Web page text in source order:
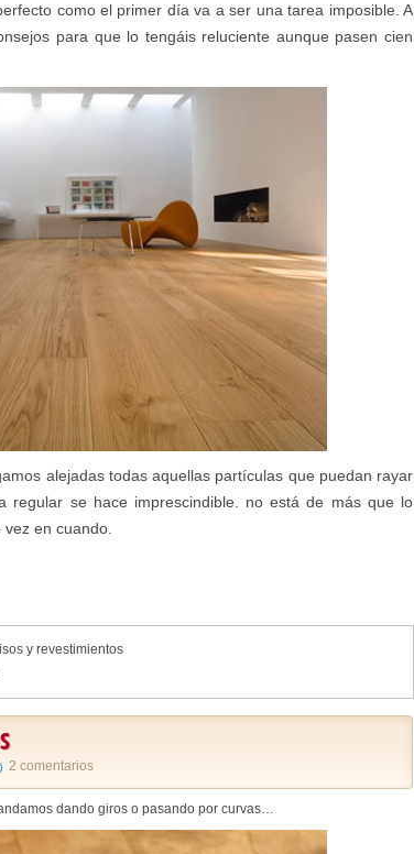
como el primer día va a ser una tarea imposible. A
para que lo tengáis reluciente aunque pasen cien
alejadas todas aquellas partículas que puedan rayar
regular se hace imprescindible. no está de más que lo
en cuando.
y revestimientos
2 comentarios
dando giros o pasando por curvas…